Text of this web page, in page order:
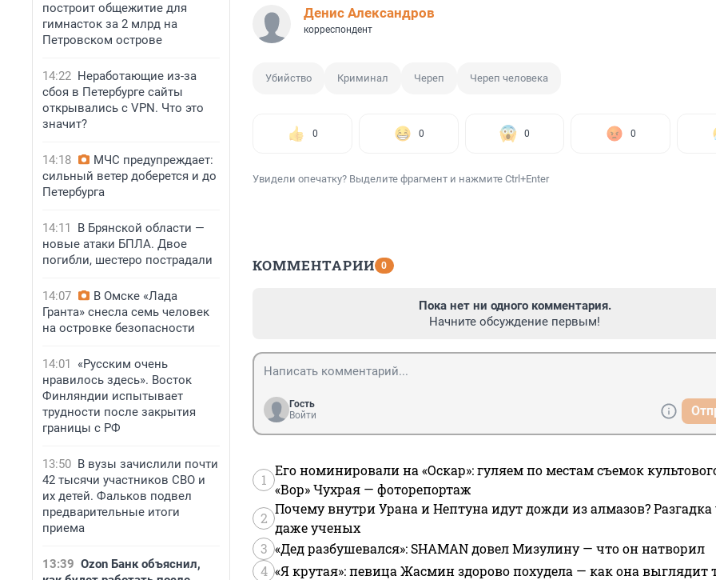
построит общежитие для
гимнасток за 2 млрд на
Петровском острове
14:22 Неработающие из-за
сбоя в Петербурге сайты
открывались с VPN. Что это
значит?
14:18
МЧС предупреждает:
сильный ветер доберется и до
Петербурга
14:11
В Брянской области —
новые атаки БПЛА. Двое
погибли, шестеро пострадали
14:07
В Омске «Лада
Гранта» снесла семь человек
на островке безопасности
14:01
«Русским очень
нравилось здесь». Восток
Финляндии испытывает
трудности после закрытия
границы с РФ
13:50 В вузы зачислили почти
42 тысячи участников СВО и
их детей. Фальков подвел
предварительные итоги
приема
13:39 Ozon Банк объяснил,
Денис Александров
корреспондент
Убийство Криминал Череп Череп человека
0 0 0 0
Увидели опечатку? Выделите фрагмент и нажмите Ctrl+Enter
КОММЕНТАРИИ 0
Пока нет ни одного комментария.
Начните обсуждение первым!
Гость
Войти
1
Его номинировали на «Оскар»: гуляем по местам съемок
«Вор» Чухрая — фоторепортаж
2
Почему внутри Урана и Нептуна идут дожди из алмазов?
даже ученых
3 «Дед разбушевался»: SHAMAN довел Мизулину — что он натворил
4 «Я крутая»: певица Жасмин здорово похудела — как она выглядит